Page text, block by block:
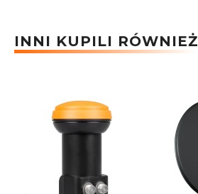
INNI KUPILI RÓWNIEŻ